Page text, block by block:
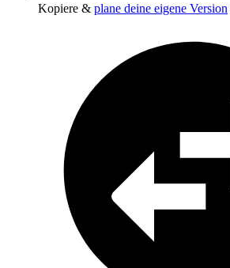
Kopiere & plane deine eigene Version